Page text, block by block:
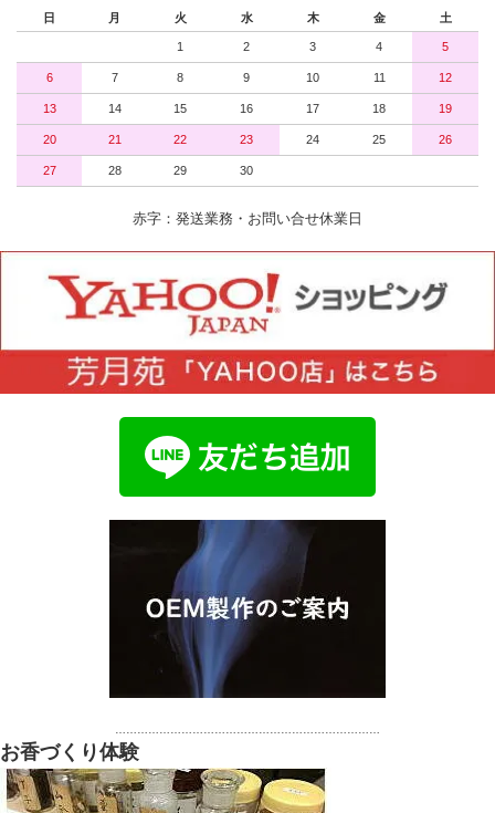
日 月 火 水 木 金 土
1 2 3 4 5
6 7 8 9 10 11 12
13 14 15 16 17 18 19
20 21 22 23 24 25 26
27 28 29 30
赤字：発送業務・お問い合せ休業日
お香づくり体験